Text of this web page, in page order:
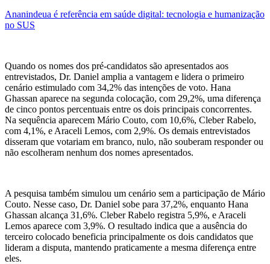
Ananindeua é referência em saúde digital: tecnologia e humanização
no SUS
Quando os nomes dos pré-candidatos são apresentados aos
entrevistados, Dr. Daniel amplia a vantagem e lidera o primeiro
cenário estimulado com 34,2% das intenções de voto. Hana
Ghassan aparece na segunda colocação, com 29,2%, uma diferença
de cinco pontos percentuais entre os dois principais concorrentes.
Na sequência aparecem Mário Couto, com 10,6%, Cleber Rabelo,
com 4,1%, e Araceli Lemos, com 2,9%. Os demais entrevistados
disseram que votariam em branco, nulo, não souberam responder ou
não escolheram nenhum dos nomes apresentados.
A pesquisa também simulou um cenário sem a participação de Mário
Couto. Nesse caso, Dr. Daniel sobe para 37,2%, enquanto Hana
Ghassan alcança 31,6%. Cleber Rabelo registra 5,9%, e Araceli
Lemos aparece com 3,9%. O resultado indica que a ausência do
terceiro colocado beneficia principalmente os dois candidatos que
lideram a disputa, mantendo praticamente a mesma diferença entre
eles.